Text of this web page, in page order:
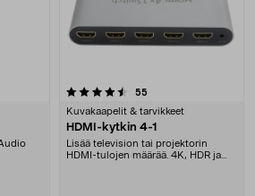
55
Kuvakaapelit & tarvikkeet
HDMI-kytkin 4-1
Lisää television tai projektorin
HDMI-tulojen määrää. 4K, HDR ja